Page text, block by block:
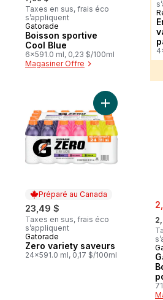
Taxes en sus, frais éco
s’appliquent
Préparé au Canada
Gatorade
Boisson sportive
Cool Blue
6x591.0 ml, 0,23 $/100ml
Magasiner Offre
Préparé au Canada
23,49 $
Taxes en sus, frais éco
s’appliquent
Préparé au Canada
Gatorade
Zero variety saveurs
24x591.0 ml, 0,17 $/100ml
Ajouter Zero
,